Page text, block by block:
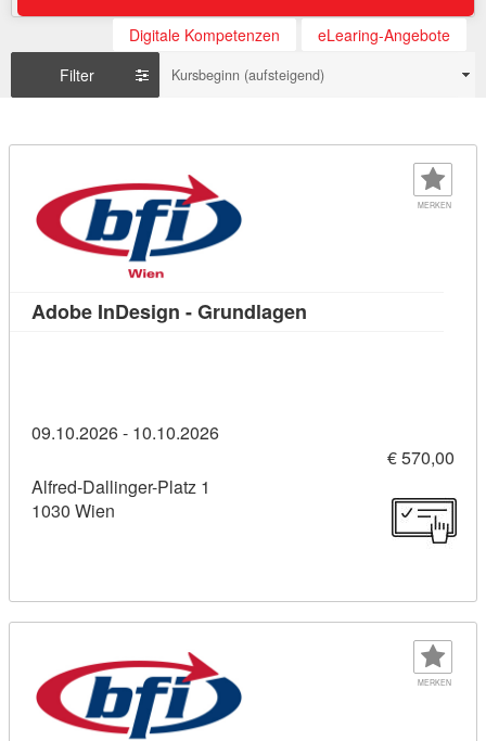
Digitale Kompetenzen
eLearing-Angebote
Filter
Kursbeginn (aufsteigend)
MERKEN
Adobe InDesign - Grundlagen
09.10.2026 - 10.10.2026
€ 570,00
Alfred-Dallinger-Platz 1
1030 Wien
MERKEN